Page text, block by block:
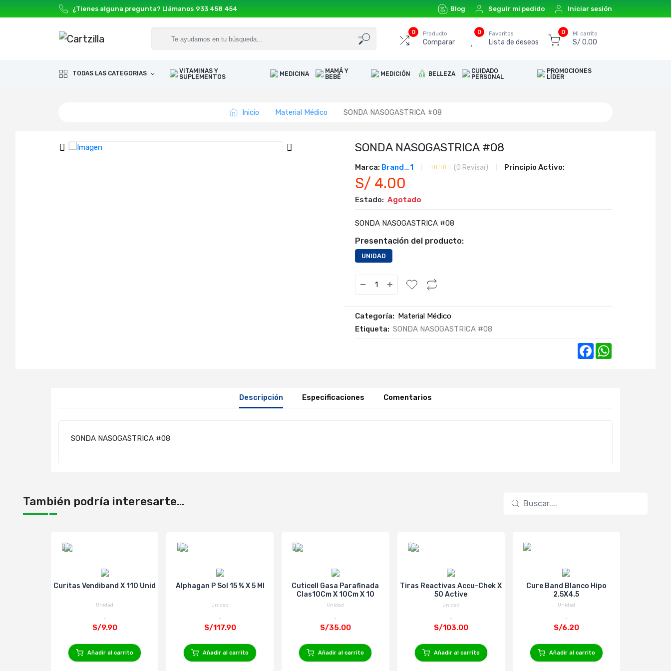
¿Tienes alguna pregunta? Llámanos 933 458 454 Blog Seguir mi pedido Iniciar sesión
0 Producto
Comparar
0 Favoritos
Lista de deseos
0 Mi carrito
S/ 0.00
TODAS LAS CATEGORIAS
VITAMINAS Y
SUPLEMENTOS
MEDICINA
MAMÁ Y
BEBÉ
MEDICIÓN BELLEZA
CUIDADO
PERSONAL
PROMOCIONES
LÍDER
Inicio Material Médico SONDA NASOGASTRICA #08
SONDA NASOGASTRICA #08
Marca: Brand_1 (0 Revisar) Principio Activo:
S/ 4.00
Estado: Agotado
SONDA NASOGASTRICA #08
Presentación del producto:
UNIDAD
Categoría: Material Médico
Etiqueta: SONDA NASOGASTRICA #08
Facebook
Descripción Especificaciones Comentarios
SONDA NASOGASTRICA #08
También podría interesarte...
Curitas Vendiband X 110 Unid
Unidad
S/9.90
Añadir al carrito
Alphagan P Sol 15 % X 5 Ml
Unidad
S/117.90
Añadir al carrito
Cuticell Gasa Parafinada
Clas10Cm X 10Cm X 10
Unidad
S/35.00
Añadir al carrito
Tiras Reactivas Accu-Chek X
50 Active
Unidad
S/103.00
Añadir al carrito
Cure Band Blanco Hipo
2.5X4.5
Unidad
S/6.20
Añadir al carrito